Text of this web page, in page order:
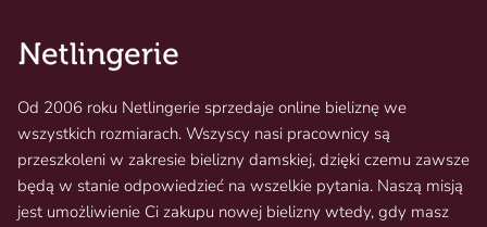
Od 2006 roku Netlingerie sprzedaje online bieliznę we
wszystkich rozmiarach. Wszyscy nasi pracownicy są
przeszkoleni w zakresie bielizny damskiej, dzięki czemu zawsze
będą w stanie odpowiedzieć na wszelkie pytania. Naszą misją
jest umożliwienie Ci zakupu nowej bielizny wtedy, gdy masz